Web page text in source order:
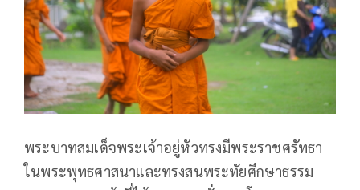
พระบาทสมเด็จพระเจ้าอยู่หัวทรงมีพระราชศรัทธา
ในพระพุทธศาสนาและทรงสนพระทัยศึกษาธรรม